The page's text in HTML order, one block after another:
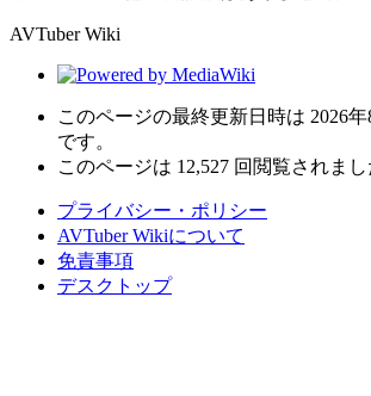
AVTuber Wiki
このページの最終更新日時は 2026年
です。
このページは 12,527 回閲覧されまし
プライバシー・ポリシー
AVTuber Wikiについて
免責事項
デスクトップ